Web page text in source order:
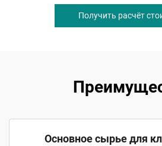
Получить расчёт
Основное сырье для